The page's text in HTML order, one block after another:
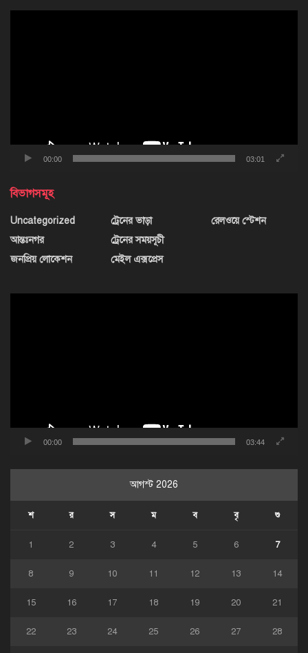
00:00 03:01
বিভাগসমূহ
Uncategorized
আন্তঃনগর
জনপ্রিয় লোকেশন
ট্রেনের ভাড়া
ট্রেনের সময়সূচী
মেইল এক্সপ্রেস
রেলওয়ে স্টেশন
00:00 03:44
আগস্ট 2026
শ র স ম ব বৃ শু
1 2 3 4 5 6 7
8 9 10 11 12 13 14
15 16 17 18 19 20 21
22 23 24 25 26 27 28